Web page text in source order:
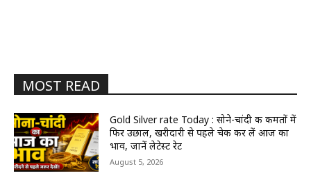
MOST READ
Gold Silver rate Today : सोने-चांदी की कीमतों में
फिर उछाल, खरीदारी से पहले चेक कर लें आज का
भाव, जानें लेटेस्ट रेट
August 5, 2026